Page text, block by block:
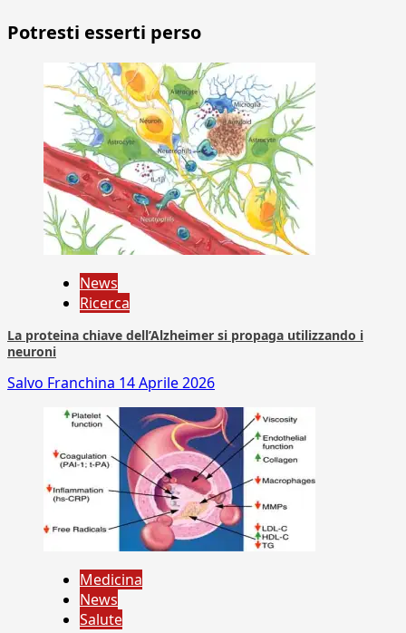
Potresti esserti perso
News
Ricerca
La proteina chiave dell’Alzheimer si propaga utilizzando i
neuroni
Salvo Franchina 14 Aprile 2026
Medicina
News
Salute